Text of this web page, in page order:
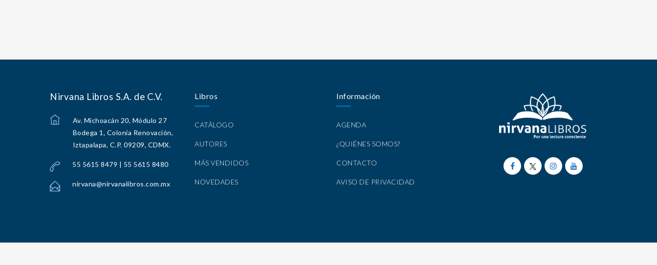
Nirvana Libros S.A. de C.V.
Av. Michoacán 20, Módulo 27
Bodega 1, Colonia Renovación,
Iztapalapa, C.P. 09209, CDMX.
55 5615 8479 | 55 5615 8480
nirvana@nirvanalibros.com.mx
Libros
CATÁLOGO
AUTORES
MÁS VENDIDOS
NOVEDADES
Información
AGENDA
¿QUIÉNES SOMOS?
CONTACTO
AVISO DE PRIVACIDAD